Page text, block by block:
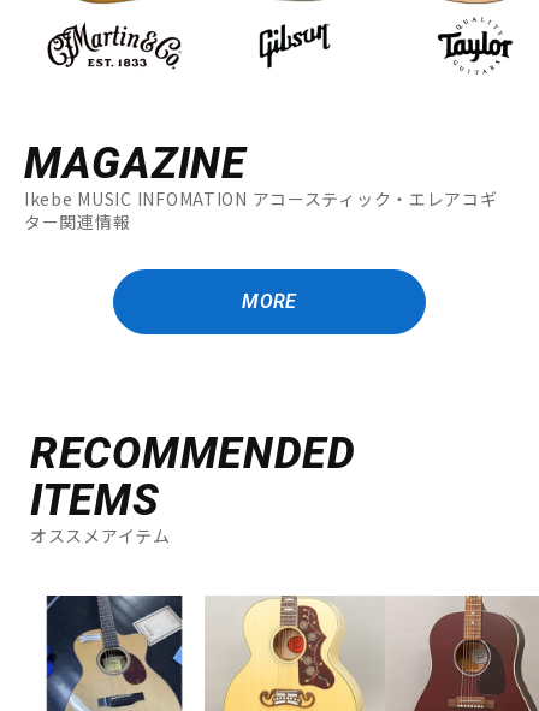
MAGAZINE
Ikebe MUSIC INFOMATION アコースティック・エレアコギ
ター関連情報
MORE
RECOMMENDED
ITEMS
オススメアイテム